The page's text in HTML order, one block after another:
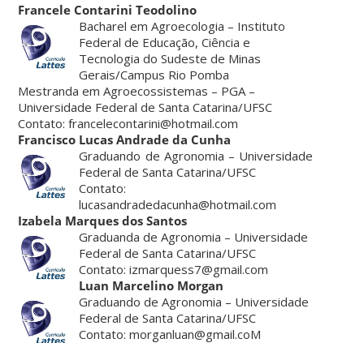
Francele Contarini Teodolino
Bacharel em Agroecologia – Instituto
Federal de Educação, Ciência e
Tecnologia do Sudeste de Minas
Gerais/Campus Rio Pomba
Mestranda em Agroecossistemas – PGA –
Universidade Federal de Santa Catarina/UFSC
Contato: francelecontarini@hotmail.com
Francisco Lucas Andrade da Cunha
Graduando de Agronomia – Universidade
Federal de Santa Catarina/UFSC
Contato:
lucasandradedacunha@hotmail.com
Izabela Marques dos Santos
Graduanda de Agronomia – Universidade
Federal de Santa Catarina/UFSC
Contato: izmarquess7@gmail.com
Luan Marcelino Morgan
Graduando de Agronomia – Universidade
Federal de Santa Catarina/UFSC
Contato: morganluan@gmail.coM